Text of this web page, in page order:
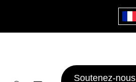
Soutenez-nous